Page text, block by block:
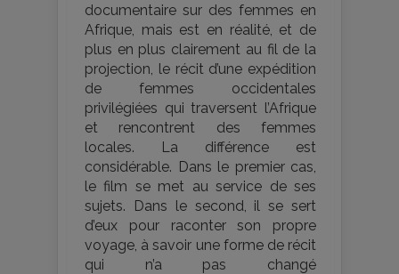
documentaire sur des femmes en
Afrique, mais est en réalité, et de
plus en plus clairement au fil de la
projection, le récit d’une expédition
de femmes occidentales
privilégiées qui traversent l’Afrique
et rencontrent des femmes
locales. La différence est
considérable. Dans le premier cas,
le film se met au service de ses
sujets. Dans le second, il se sert
d’eux pour raconter son propre
voyage, à savoir une forme de récit
qui n’a pas changé